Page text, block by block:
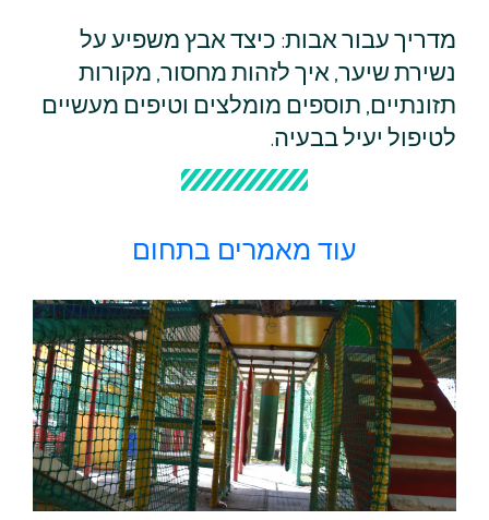
מדריך עבור אבות: כיצד אבץ משפיע על
נשירת שיער, איך לזהות מחסור, מקורות
תזונתיים, תוספים מומלצים וטיפים מעשיים
לטיפול יעיל בבעיה.
עוד מאמרים בתחום